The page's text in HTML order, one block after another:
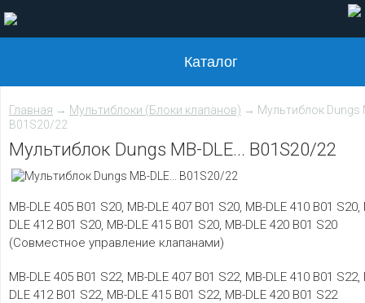
Каталог
Главная → Мультиблоки (Блоки клапанов) → Мультиблок Dungs
B01S20/22
Мультиблок Dungs MB-DLE... B01S20/22
MB-DLE 405 B01 S20, MB-DLE 407 B01 S20, MB-DLE 410 B01 S20,
DLE 412 B01 S20, MB-DLE 415 B01 S20, MB-DLE 420 B01 S20
(Совместное управление клапанами)
MB-DLE 405 B01 S22, MB-DLE 407 B01 S22, MB-DLE 410 B01 S22,
DLE 412 B01 S22, MB-DLE 415 B01 S22, MB-DLE 420 B01 S22